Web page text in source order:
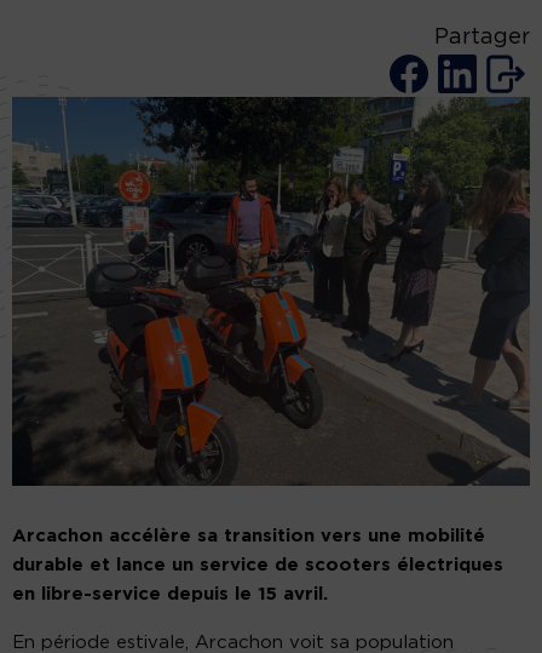
Partager
Arcachon accélère sa transition vers une mobilité
durable et lance un service de scooters électriques
en libre-service depuis le 15 avril.
En période estivale, Arcachon voit sa population